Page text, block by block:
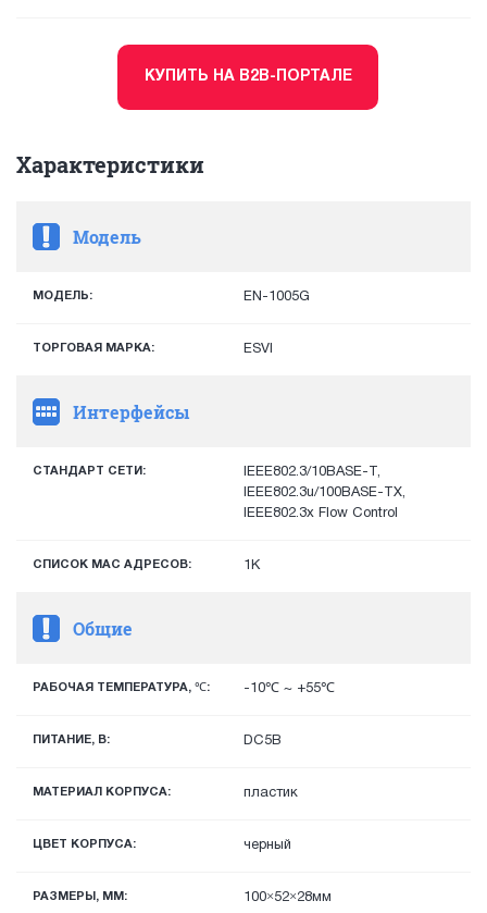
КУПИТЬ НА B2B-ПОРТАЛЕ
Характеристики
Модель
МОДЕЛЬ: EN-1005G
ТОРГОВАЯ МАРКА: ESVI
Интерфейсы
СТАНДАРТ СЕТИ:
IEEE802.3/10BASE-T,
IEEE802.3u/100BASE-TX,
IEEE802.3x Flow Control
СПИСОК MAC АДРЕСОВ: 1К
Общие
РАБОЧАЯ ТЕМПЕРАТУРА, ℃: -10℃ ~ +55℃
ПИТАНИЕ, В: DC5В
МАТЕРИАЛ КОРПУСА: пластик
ЦВЕТ КОРПУСА: черный
РАЗМЕРЫ, ММ: 100×52×28мм